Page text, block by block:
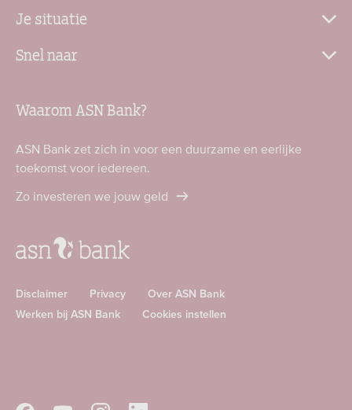
Je situatie
Snel naar
Waarom ASN Bank?
ASN Bank zet zich in voor een duurzame en eerlijke
toekomst voor iedereen.
Zo investeren we jouw geld
Disclaimer Privacy
Over ASN Bank
Werken bij ASN Bank
Cookies instellen